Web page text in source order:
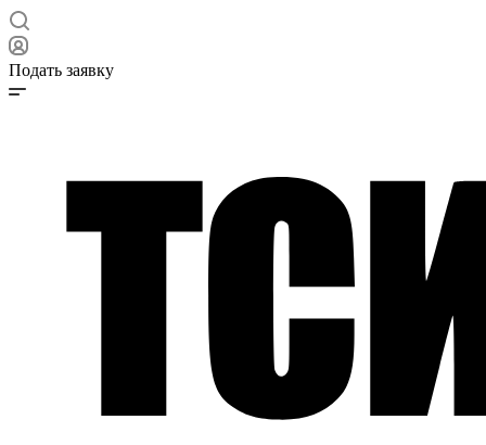
Подать заявку